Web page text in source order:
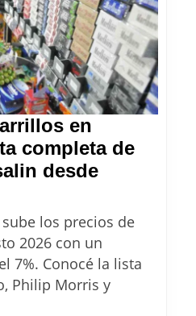
en
completa de
desde
los precios de
2026 con un
7%. Conocé la lista
Philip Morris y